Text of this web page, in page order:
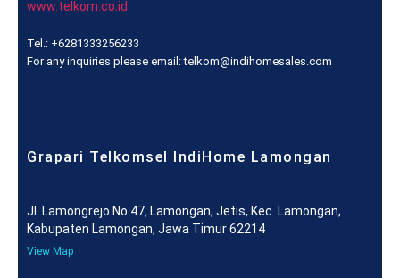
www.telkom.co.id
Tel.: +6281333256233
For any inquiries please email: telkom@indihomesales.com
Grapari Telkomsel IndiHome Lamongan
Jl. Lamongrejo No.47, Lamongan, Jetis, Kec. Lamongan,
Kabupaten Lamongan, Jawa Timur 62214
View Map